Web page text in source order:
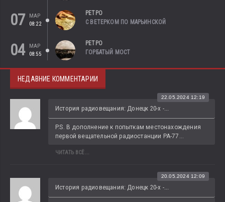
07
МАР
08:22
РЕТРО
С ВЕТЕРКОМ ПО МАРЬИНСКОЙ
04
МАР
08:55
РЕТРО
ГОРБАТЫЙ МОСТ
НЕДАВНИЕ КОММЕНТАРИИ
История радиовещания: Донецк 20-х -...
22.05.2024 12:19
P.S. В дополнение к попыткам местонахождения
первой вещательной радиостанции РА-77...
ЧИТАТЬ ВСЁ...
История радиовещания: Донецк 20-х -...
20.05.2024 12:09